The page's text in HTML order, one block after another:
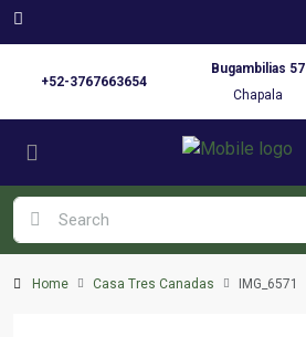
+52-3767663654
Bugambilias 57
Chapala
Home Casa Tres Canadas IMG_6571